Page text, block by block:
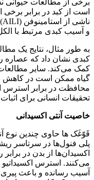
است از کبد در برابر
و آسیب کبدی مرتبط با
به طور مثال، نتایج یک
کبدی نشان داد که عصاره
کمک می‌کند. سایر مطالعات
گیاه ممکن است در کاهش
محافظت در برابر استرس
تحقیقات انسانی برای
خاصیت آنتی اکسیدانی
قَوّغَک ‌ها حاوی چندین نوع
پلی فنول‌ها در سرتاسر
اکسیدان‌ها از بدن در
می‌کنند. استرس
آسیب رسانده و باعث